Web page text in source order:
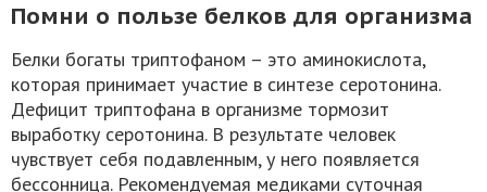
Помни о пользе белков для организма
Белки богаты триптофаном – это аминокислота,
которая принимает участие в синтезе серотонина.
Дефицит триптофана в организме тормозит
выработку серотонина. В результате человек
чувствует себя подавленным, у него появляется
бессонница. Рекомендуемая медиками суточная